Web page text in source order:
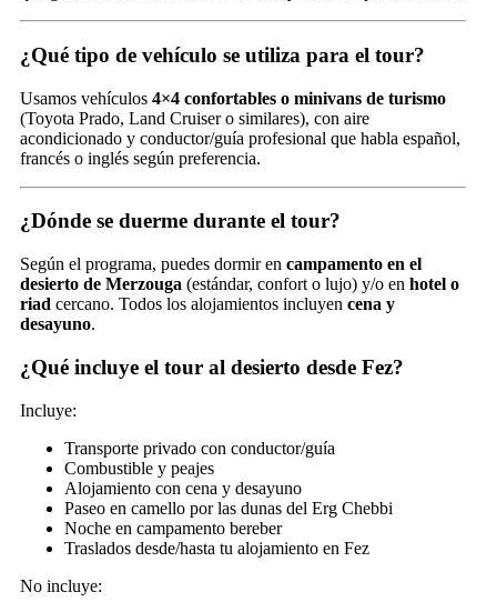
¿Qué tipo de vehículo se utiliza para el tour?
Usamos vehículos 4×4 confortables o minivans de turismo
(Toyota Prado, Land Cruiser o similares), con aire
acondicionado y conductor/guía profesional que habla español,
francés o inglés según preferencia.
¿Dónde se duerme durante el tour?
Según el programa, puedes dormir en campamento en el
desierto de Merzouga (estándar, confort o lujo) y/o en hotel o
riad cercano. Todos los alojamientos incluyen cena y
desayuno.
¿Qué incluye el tour al desierto desde Fez?
Incluye:
Transporte privado con conductor/guía
Combustible y peajes
Alojamiento con cena y desayuno
Paseo en camello por las dunas del Erg Chebbi
Noche en campamento bereber
Traslados desde/hasta tu alojamiento en Fez
No incluye: